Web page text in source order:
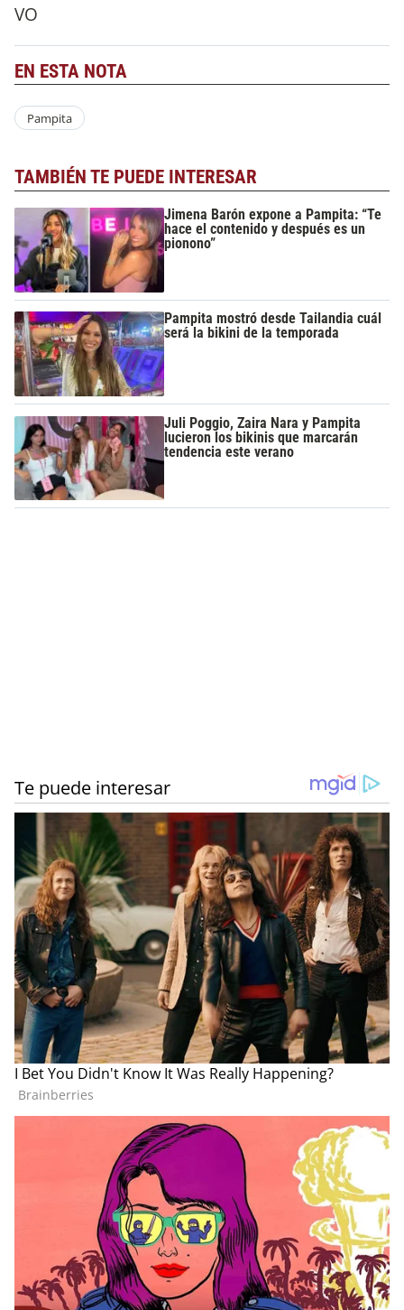
VO
EN ESTA NOTA
Pampita
TAMBIÉN TE PUEDE INTERESAR
Jimena Barón expone a Pampita: “Te
hace el contenido y después es un
pionono”
Pampita mostró desde Tailandia cuál
será la bikini de la temporada
Juli Poggio, Zaira Nara y Pampita
lucieron los bikinis que marcarán
tendencia este verano